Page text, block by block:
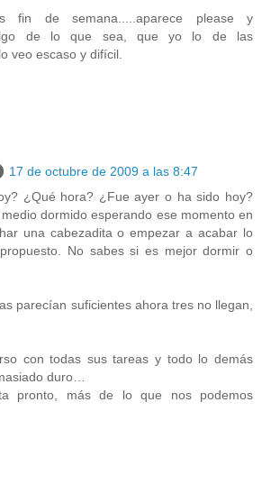
fin de semana.....aparece please y
de lo que sea, que yo lo de las
veo escaso y difícil.
17 de octubre de 2009 a las 8:47
¿Qué hora? ¿Fue ayer o ha sido hoy?
dormido esperando ese momento en
una cabezadita o empezar a acabar lo
No sabes si es mejor dormir o
parecían suficientes ahora tres no llegan,
con todas sus tareas y todo lo demás
duro…
pronto, más de lo que nos podemos